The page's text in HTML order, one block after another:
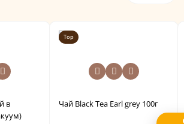
в
Top
Чай Black Tea Earl grey 100г